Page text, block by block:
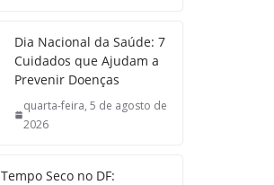
Dia Nacional da Saúde: 7
Cuidados que Ajudam a
Prevenir Doenças
quarta-feira, 5 de agosto de
2026
Tempo Seco no DF: